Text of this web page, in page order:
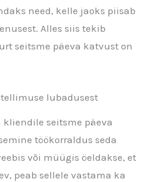
need, kelle jaoks piisab
Alles siis tekib
seitsme päeva katvust on
lubadusest
seitsme päeva
töökorraldus seda
või müügis öeldakse, et
peab sellele vastama ka